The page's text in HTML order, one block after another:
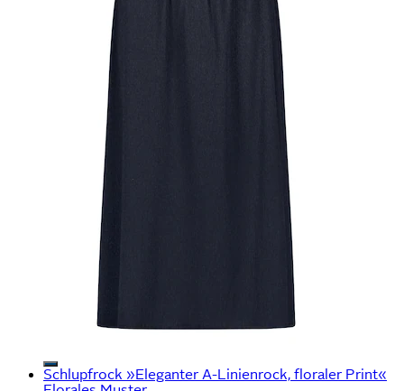
Schlupfrock »Eleganter A-Linienrock, floraler Print«